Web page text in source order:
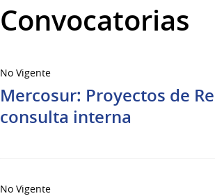
Convocatorias
No Vigente
Mercosur: Proyectos de
consulta interna
No Vigente